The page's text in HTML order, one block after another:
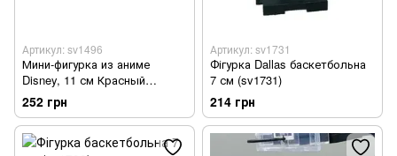
Артикул: sv1496
Мини-фигурка из аниме
Disney, 11 см Красный
(sv1496)
252 грн
Артикул: sv1731
Фігурка Dallas баскетбольна
7 см (sv1731)
214 грн